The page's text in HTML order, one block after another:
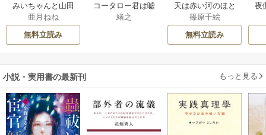
みいちゃんと山田
さん
亜月ねね
無料立読み
コータロー君は嘘
つき【タテヨミ】
緒之
天は赤い河のほと
り
篠原千絵
無料立読み
夜
小説・実用書の最新刊 もっと見る